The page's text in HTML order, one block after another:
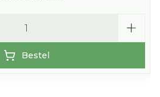
Bestel